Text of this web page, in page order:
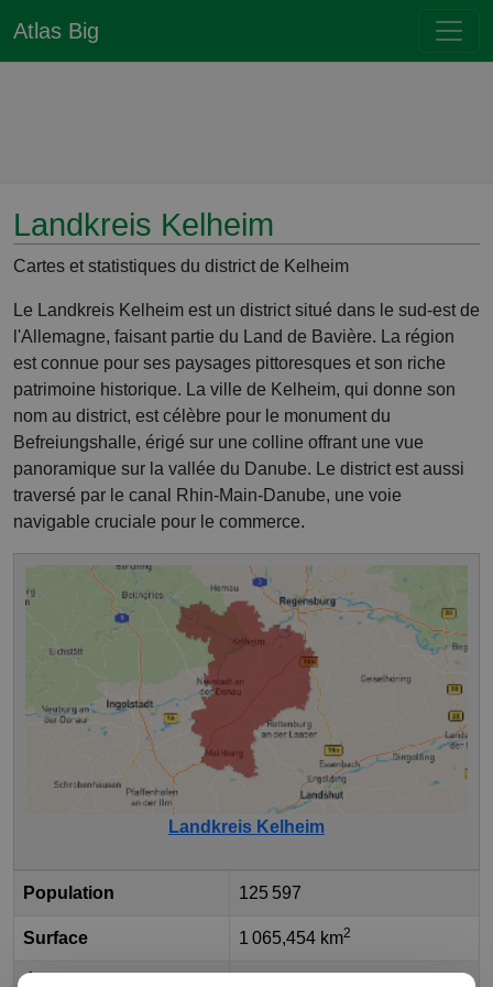
Atlas Big
Landkreis Kelheim
Cartes et statistiques du district de Kelheim
Le Landkreis Kelheim est un district situé dans le sud-est de
l'Allemagne, faisant partie du Land de Bavière. La région
est connue pour ses paysages pittoresques et son riche
patrimoine historique. La ville de Kelheim, qui donne son
nom au district, est célèbre pour le monument du
Befreiungshalle, érigé sur une colline offrant une vue
panoramique sur la vallée du Danube. Le district est aussi
traversé par le canal Rhin-Main-Danube, une voie
navigable cruciale pour le commerce.
Landkreis Kelheim
Population 125 597
Surface 1 065,454 km2